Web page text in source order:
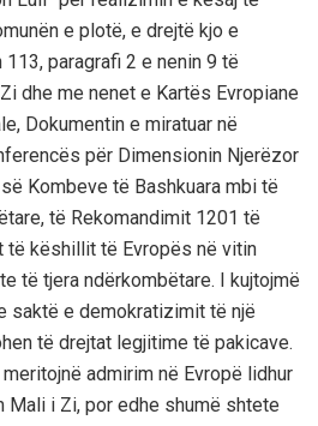
e plotë, e drejtë kjo e
paragrafi 2 e nenin 9 të
dhe me nenet e Kartës Evropiane
Dokumentin e miratuar në
për Dimensionin Njerëzor
Kombeve të Bashkuara mbi të
të Rekomandimit 1201 të
të këshillit të Evropës në vitin
të tjera ndërkombëtare. I kujtojmë
saktë e demokratizimit të një
të drejtat legjitime të pakicave.
admirim në Evropë lidhur
i Zi, por edhe shumë shtete